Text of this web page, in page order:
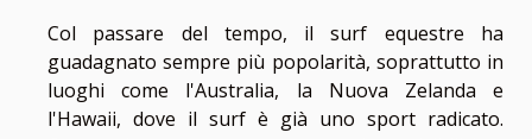
Col passare del tempo, il surf equestre ha
guadagnato sempre più popolarità, soprattutto in
luoghi come l'Australia, la Nuova Zelanda e
l'Hawaii, dove il surf è già uno sport radicato.